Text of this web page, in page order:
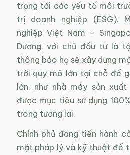
trọng tới các yếu tố môi
trị doanh nghiệp (ESG).
nghiệp Việt Nam –
Dương, với chủ đầu tư là
thông báo họ sẽ xây dựng
trời quy mô lớn tại chỗ để
lớn, như nhà máy sản
được mục tiêu sử dụng
trong tương lai.
Chính phủ đang tiến hành
mặt pháp lý và kỹ thuật để